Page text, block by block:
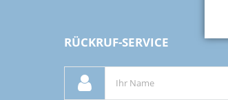
RÜCKRUF-SERVICE